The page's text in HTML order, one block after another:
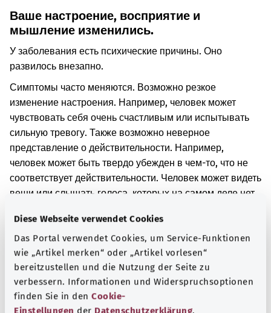
Diese Webseite verwendet Cookies
Das Portal verwendet Cookies, um Service-Funktionen
wie „Artikel merken“ oder „Artikel vorlesen“
bereitzustellen und die Nutzung der Seite zu
verbessern. Informationen und Widerspruchsoptionen
finden Sie in den Cookie-
Einstellungen der Datenschutzerklärung.
Ваше настроение, восприятие и
мышление изменились.
У заболевания есть психические причины. Оно
развилось внезапно.
Симптомы часто меняются. Возможно резкое
изменение настроения. Например, человек может
чувствовать себя очень счастливым или испытывать
сильную тревогу. Также возможно неверное
представление о действительности. Например,
человек может быть твердо убежден в чем-то, что не
соответствует действительности. Человек может видеть
вещи или слышать голоса, которых на самом деле нет.
Дополнительные обозначения
Указание